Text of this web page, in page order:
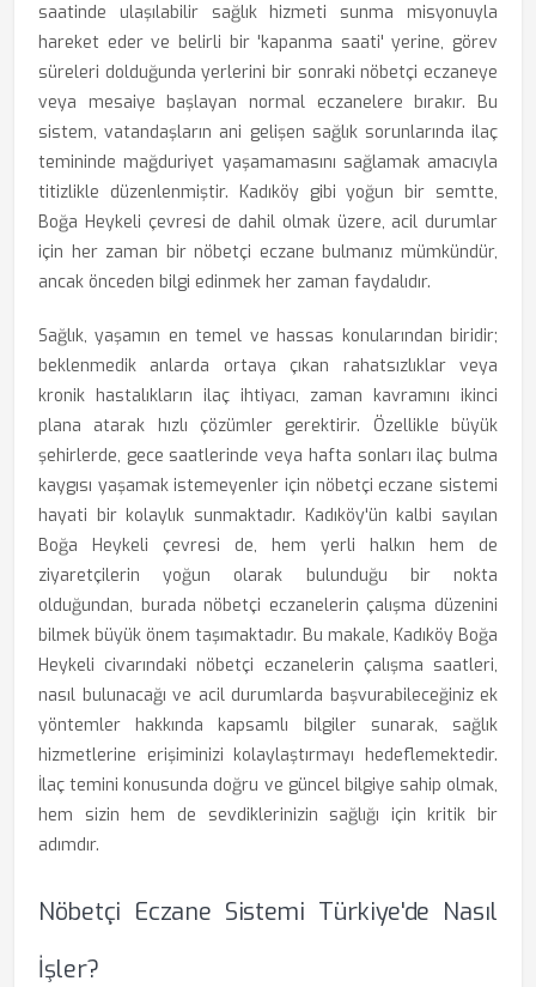
saatinde ulaşılabilir sağlık hizmeti sunma misyonuyla
hareket eder ve belirli bir 'kapanma saati' yerine, görev
süreleri dolduğunda yerlerini bir sonraki nöbetçi eczaneye
veya mesaiye başlayan normal eczanelere bırakır. Bu
sistem, vatandaşların ani gelişen sağlık sorunlarında ilaç
temininde mağduriyet yaşamamasını sağlamak amacıyla
titizlikle düzenlenmiştir. Kadıköy gibi yoğun bir semtte,
Boğa Heykeli çevresi de dahil olmak üzere, acil durumlar
için her zaman bir nöbetçi eczane bulmanız mümkündür,
ancak önceden bilgi edinmek her zaman faydalıdır.
Sağlık, yaşamın en temel ve hassas konularından biridir;
beklenmedik anlarda ortaya çıkan rahatsızlıklar veya
kronik hastalıkların ilaç ihtiyacı, zaman kavramını ikinci
plana atarak hızlı çözümler gerektirir. Özellikle büyük
şehirlerde, gece saatlerinde veya hafta sonları ilaç bulma
kaygısı yaşamak istemeyenler için nöbetçi eczane sistemi
hayati bir kolaylık sunmaktadır. Kadıköy'ün kalbi sayılan
Boğa Heykeli çevresi de, hem yerli halkın hem de
ziyaretçilerin yoğun olarak bulunduğu bir nokta
olduğundan, burada nöbetçi eczanelerin çalışma düzenini
bilmek büyük önem taşımaktadır. Bu makale, Kadıköy Boğa
Heykeli civarındaki nöbetçi eczanelerin çalışma saatleri,
nasıl bulunacağı ve acil durumlarda başvurabileceğiniz ek
yöntemler hakkında kapsamlı bilgiler sunarak, sağlık
hizmetlerine erişiminizi kolaylaştırmayı hedeflemektedir.
İlaç temini konusunda doğru ve güncel bilgiye sahip olmak,
hem sizin hem de sevdiklerinizin sağlığı için kritik bir
adımdır.
Nöbetçi Eczane Sistemi Türkiye'de Nasıl
İşler?